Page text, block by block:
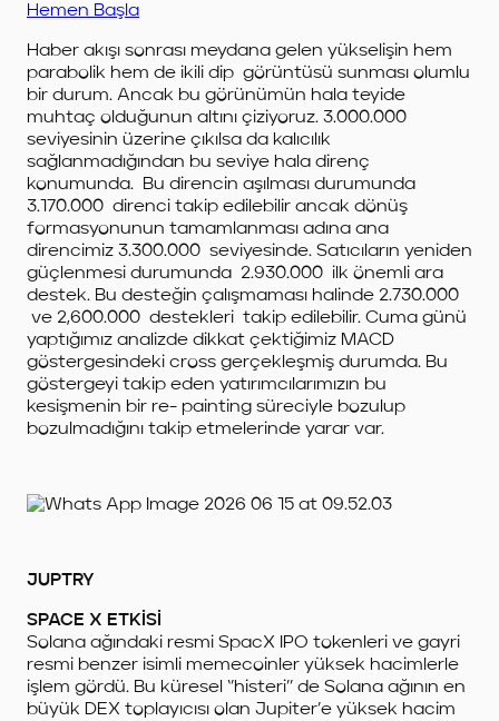
Hemen Başla
Haber akışı sonrası meydana gelen yükselişin hem
parabolik hem de ikili dip görüntüsü sunması olumlu
bir durum. Ancak bu görünümün hala teyide
muhtaç olduğunun altını çiziyoruz. 3.000.000
seviyesinin üzerine çıkılsa da kalıcılık
sağlanmadığından bu seviye hala direnç
konumunda. Bu direncin aşılması durumunda
3.170.000 direnci takip edilebilir ancak dönüş
formasyonunun tamamlanması adına ana
direncimiz 3.300.000 seviyesinde. Satıcıların yeniden
güçlenmesi durumunda 2.930.000 ilk önemli ara
destek. Bu desteğin çalışmaması halinde 2.730.000
ve 2,600.000 destekleri takip edilebilir. Cuma günü
yaptığımız analizde dikkat çektiğimiz MACD
göstergesindeki cross gerçekleşmiş durumda. Bu
göstergeyi takip eden yatırımcılarımızın bu
kesişmenin bir re- painting süreciyle bozulup
bozulmadığını takip etmelerinde yarar var.
JUPTRY
SPACE X ETKİSİ
Solana ağındaki resmi SpacX IPO tokenleri ve gayri
resmi benzer isimli memecoinler yüksek hacimlerle
işlem gördü. Bu küresel ‘’histeri’’ de Solana ağının en
büyük DEX toplayıcısı olan Jupiter’e yüksek hacim